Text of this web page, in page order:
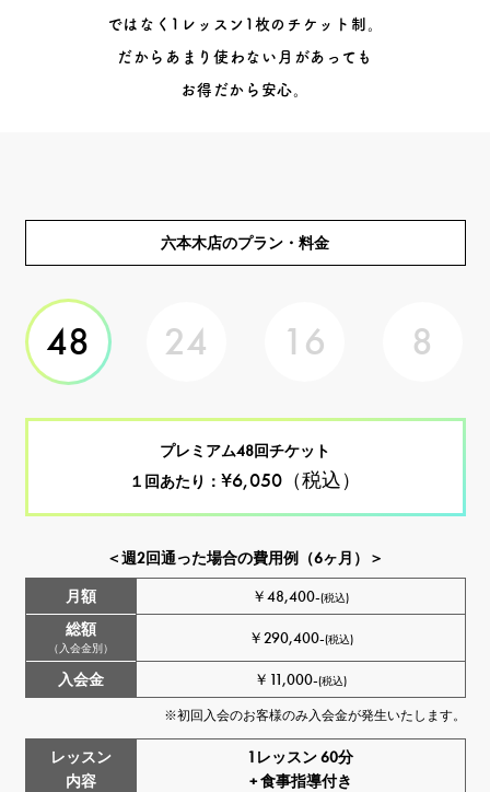
ではなく1レッスン1枚のチケット制。
だからあまり使わない月があっても
お得だから安心。
六本木店のプラン・料金
48 24 16 8
プレミアム48回チケット
１回あたり： ¥6,050（税込）
＜週2回通った場合の費用例（6ヶ月）＞
月額
￥48,400-(税込)
総額
（入会金別）
￥290,400-(税込)
入会金 ￥11,000-(税込)
※初回入会のお客様のみ入会金が発生いたします。
レッスン
内容
1レッスン 60分
+ 食事指導付き